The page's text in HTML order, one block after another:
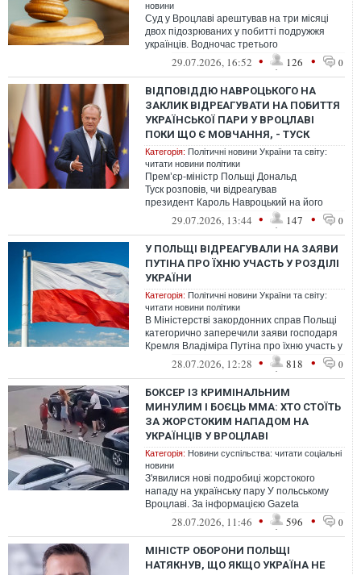
новини
Суд у Вроцлаві арештував на три місяці
двох підозрюваних у побитті подружжя
українців. Водночас третього
підозрюваного польські правоохоронці ще
29.07.2026, 16:52 • 126 • 0
ВІДПОВІДДЮ НАВРОЦЬКОГО НА
ЗАКЛИК ВІДРЕАГУВАТИ НА ПОБИТТЯ
УКРАЇНСЬКОЇ ПАРИ У ВРОЦЛАВІ
ПОКИ ЩО Є МОВЧАННЯ, - ТУСК
Категорія: Політичні новини України та світу:
читати новини політики
Прем’єр-міністр Польщі Дональд
Туск розповів, чи відреагував
президент Кароль Навроцький на його
заклик "припинити мовчати" щодо
нещодавнього нападу н...
29.07.2026, 13:44 • 147 • 0
У ПОЛЬЩІ ВІДРЕАГУВАЛИ НА ЗАЯВИ
ПУТІНА ПРО ЇХНЮ УЧАСТЬ У РОЗДІЛІ
УКРАЇНИ
Категорія: Політичні новини України та світу:
читати новини політики
В Міністерстві закордонних справ Польщі
категорично заперечили заяви господаря
Кремля Владіміра Путіна про їхню участь у
нібито розділі України, який,...
28.07.2026, 12:28 • 818 • 0
БОКСЕР ІЗ КРИМІНАЛЬНИМ
МИНУЛИМ І БОЄЦЬ ММА: ХТО СТОЇТЬ
ЗА ЖОРСТОКИМ НАПАДОМ НА
УКРАЇНЦІВ У ВРОЦЛАВІ
Категорія: Новини суспільства: читати соціальні
новини
З'явилися нові подробиці жорстокого
нападу на українську пару У польському
Вроцлаві. За інформацією Gazeta
Wyborcza, серед затриманих — боксер,
28.07.2026, 11:46 • 596 • 0
МІНІСТР ОБОРОНИ ПОЛЬЩІ
НАТЯКНУВ, ЩО ЯКЩО УКРАЇНА НЕ